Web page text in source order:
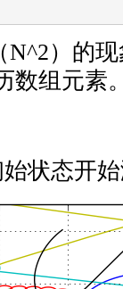
）的
数组元素
状态开